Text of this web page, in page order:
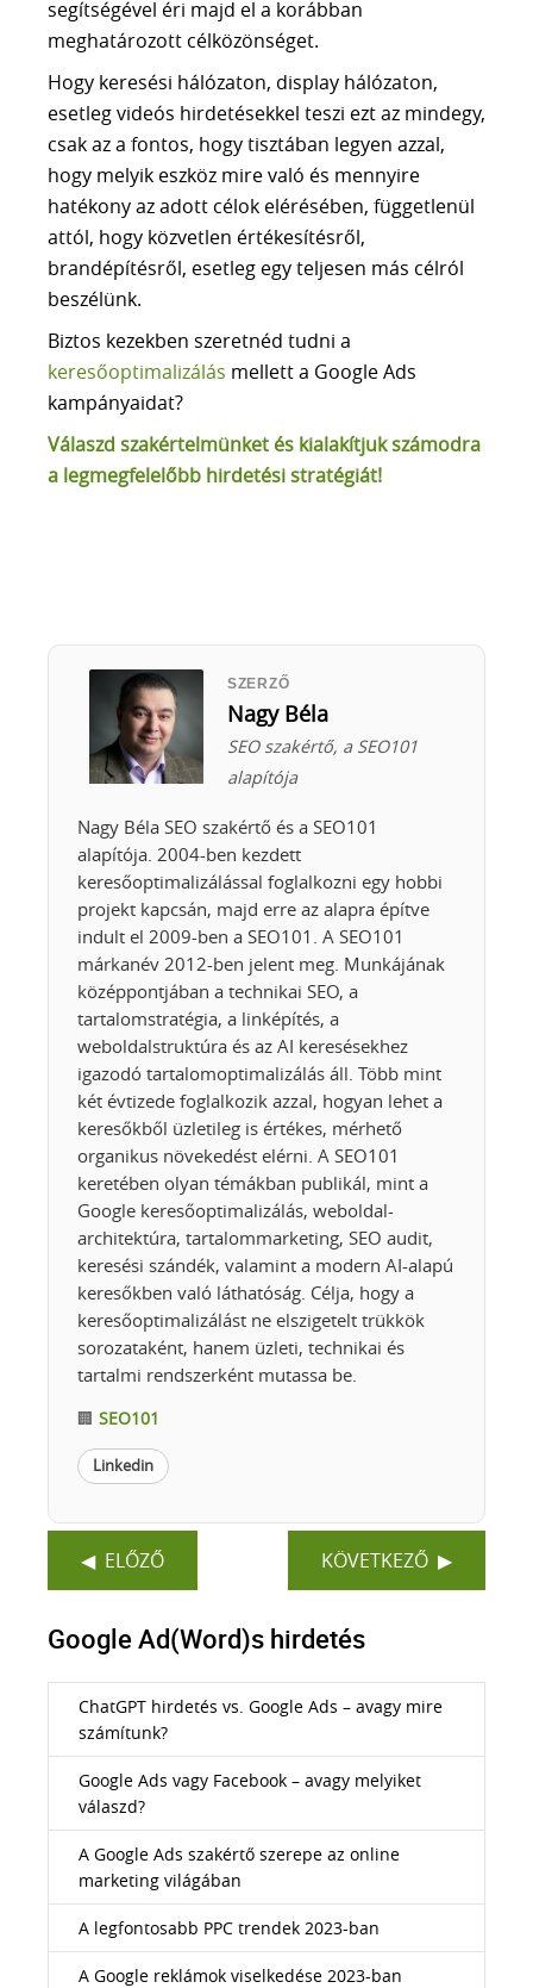
segítségével éri majd el a korábban
meghatározott célközönséget.
Hogy keresési hálózaton, display hálózaton,
esetleg videós hirdetésekkel teszi ezt az mindegy,
csak az a fontos, hogy tisztában legyen azzal,
hogy melyik eszköz mire való és mennyire
hatékony az adott célok elérésében, függetlenül
attól, hogy közvetlen értékesítésről,
brandépítésről, esetleg egy teljesen más célról
beszélünk.
Biztos kezekben szeretnéd tudni a
keresőoptimalizálás mellett a Google Ads
kampányaidat?
Válaszd szakértelmünket és kialakítjuk számodra
a legmegfelelőbb hirdetési stratégiát!
SZERZŐ
Nagy Béla
SEO szakértő, a SEO101
alapítója
Nagy Béla SEO szakértő és a SEO101
alapítója. 2004-ben kezdett
keresőoptimalizálással foglalkozni egy hobbi
projekt kapcsán, majd erre az alapra építve
indult el 2009-ben a SEO101. A SEO101
márkanév 2012-ben jelent meg. Munkájának
középpontjában a technikai SEO, a
tartalomstratégia, a linképítés, a
weboldalstruktúra és az AI keresésekhez
igazodó tartalomoptimalizálás áll. Több mint
két évtizede foglalkozik azzal, hogyan lehet a
keresőkből üzletileg is értékes, mérhető
organikus növekedést elérni. A SEO101
keretében olyan témákban publikál, mint a
Google keresőoptimalizálás, weboldal-
architektúra, tartalommarketing, SEO audit,
keresési szándék, valamint a modern AI-alapú
keresőkben való láthatóság. Célja, hogy a
keresőoptimalizálást ne elszigetelt trükkök
sorozataként, hanem üzleti, technikai és
tartalmi rendszerként mutassa be.
🏢 SEO101
Linkedin
ELŐZŐ KÖVETKEZŐ
Google Ad(Word)s hirdetés
ChatGPT hirdetés vs. Google Ads – avagy mire
számítunk?
Google Ads vagy Facebook – avagy melyiket
válaszd?
A Google Ads szakértő szerepe az online
marketing világában
A legfontosabb PPC trendek 2023-ban
A Google reklámok viselkedése 2023-ban